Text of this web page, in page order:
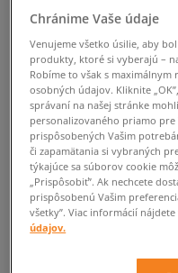
Chránime Vaše údaje
Venujeme všetko úsilie, aby
produkty, ktoré si vyberajú –
Robíme to však s maximálnym
osobných údajov. Kliknite
správaní na našej stránke
personalizovaného priamo
prispôsobených Vašim
či zapamätania si vybraných
týkajúce sa súborov cookie
„Prispôsobiť”. Ak nechcete
prispôsobenú Vašim
všetky”. Viac informácií nájdete
údajov.